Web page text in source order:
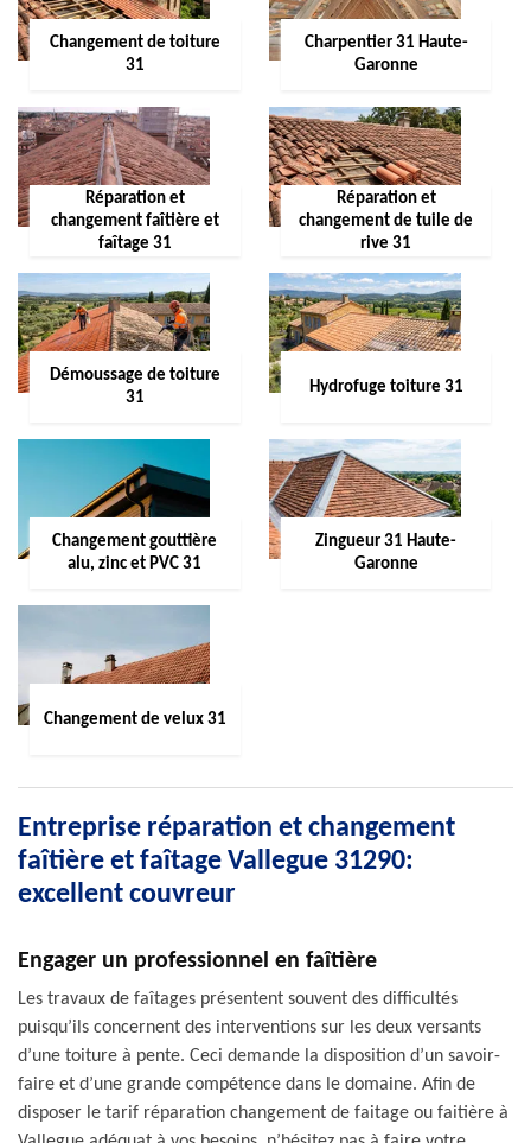
Changement de toiture
31
Charpentier 31 Haute-
Garonne
Réparation et
changement faîtière et
faîtage 31
Réparation et
changement de tuile de
rive 31
Démoussage de toiture
31
Hydrofuge toiture 31
Changement gouttière
alu, zinc et PVC 31
Zingueur 31 Haute-
Garonne
Changement de velux 31
Entreprise réparation et changement
faîtière et faîtage Vallegue 31290:
excellent couvreur
Engager un professionnel en faîtière
Les travaux de faîtages présentent souvent des difficultés
puisqu’ils concernent des interventions sur les deux versants
d’une toiture à pente. Ceci demande la disposition d’un savoir-
faire et d’une grande compétence dans le domaine. Afin de
disposer le tarif réparation changement de faitage ou faitière à